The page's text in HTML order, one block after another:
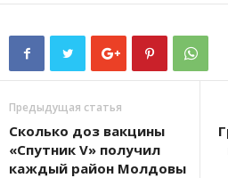
Предыдущая статья
Сколько доз вакцины
«Спутник V» получил
каждый район Молдовы